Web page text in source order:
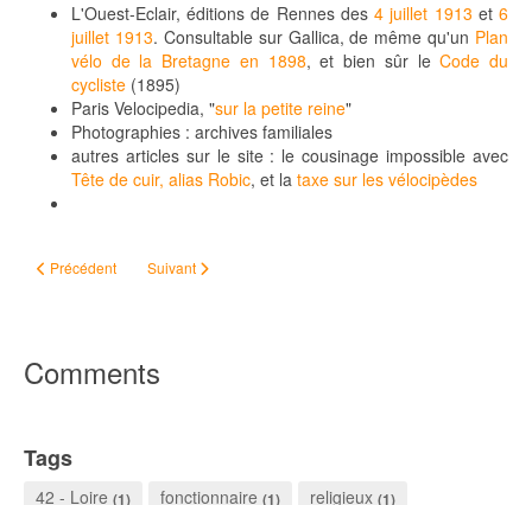
L'Ouest-Eclair, éditions de Rennes des4 juillet 1913 et6
juillet 1913. Consultable sur Gallica, de même qu'un Plan
vélo de la Bretagne en 1898, et bien sûr leCode du
cycliste (1895)
Paris Velocipedia, "sur la petite reine"
Photographies : archives familiales
autres articles sur le site : le cousinage impossible avec
Tête de cuir, alias Robic, et la taxe sur les vélocipèdes
Article précédent : Saint-Nectaire, son fromage, ses villages et mes ancêtres
Précédent Article suivant : #Geneatheme : Mariage(s)
Suivant
Comments
Tags
42 - Loire (1) fonctionnaire (1) religieux (1)